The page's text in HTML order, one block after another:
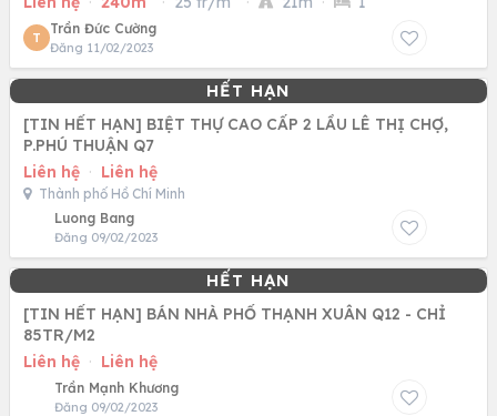
T
Trần Đức Cường
Đăng 11/02/2023
[TIN HẾT HẠN] BIỆT THỰ CAO CẤP 2 LẦU LÊ THỊ CHỢ,
P.PHÚ THUẬN Q7
Liên hệ · Liên hệ
Thành phố Hồ Chí Minh
Luong Bang
Đăng 09/02/2023
[TIN HẾT HẠN] BÁN NHÀ PHỐ THẠNH XUÂN Q12 - CHỈ
85TR/M2
Liên hệ · Liên hệ
Trần Mạnh Khương
Đăng 09/02/2023